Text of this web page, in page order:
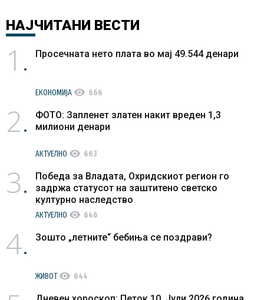
НАЈЧИТАНИ ВЕСТИ
1 Просечната нето плата во мај 49.544 денари
ЕКОНОМИЈА visibility 666
2
ФОТО: Запленет златен накит вреден 1,3
милиони денари
АКТУЕЛНО visibility 663
3
Победа за Владата, Охридскиот регион го
задржа статусот на заштитено светско
културно наследство
АКТУЕЛНО visibility 646
4 Зошто „летните“ бебиња се поздрави?
ЖИВОТvisibility 644